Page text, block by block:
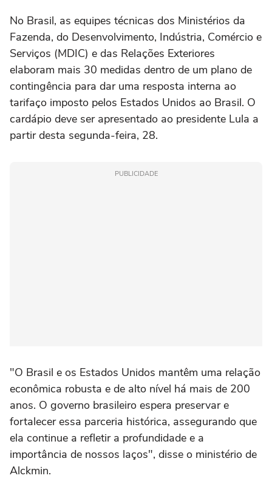
No Brasil, as equipes técnicas dos Ministérios da
Fazenda, do Desenvolvimento, Indústria, Comércio e
Serviços (MDIC) e das Relações Exteriores
elaboram mais 30 medidas dentro de um plano de
contingência para dar uma resposta interna ao
tarifaço imposto pelos Estados Unidos ao Brasil. O
cardápio deve ser apresentado ao presidente Lula a
partir desta segunda-feira, 28.
PUBLICIDADE
"O Brasil e os Estados Unidos mantêm uma relação
econômica robusta e de alto nível há mais de 200
anos. O governo brasileiro espera preservar e
fortalecer essa parceria histórica, assegurando que
ela continue a refletir a profundidade e a
importância de nossos laços", disse o ministério de
Alckmin.